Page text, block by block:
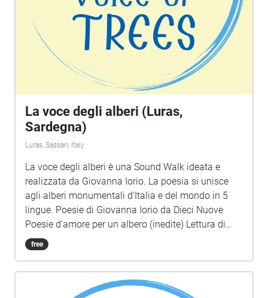
La voce degli alberi (Luras,
Sardegna)
Luras, Sassari, Italy
La voce degli alberi è una Sound Walk ideata e
realizzata da Giovanna Iorio. La poesia si unisce
agli alberi monumentali d'Italia e del mondo in 5
lingue. Poesie di Giovanna Iorio da Dieci Nuove
Poesie d'amore per un albero (inedite) Lettura di
Barbara Marchand Musica e montaggio di Lucio
Lazzaruolo (Notturno Concertante) Immagini di
free